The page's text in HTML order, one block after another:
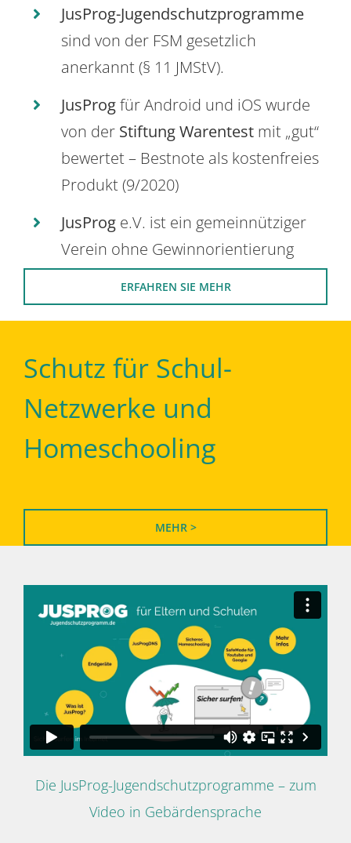
JusProg-Jugendschutzprogramme
sind von der FSM gesetzlich
anerkannt (§ 11 JMStV).
JusProgfür Android und iOS wurde
von der Stiftung Warentest mit „gut“
bewertet – Bestnote als kostenfreies
Produkt (9/2020)
JusProg e.V. ist ein gemeinnütziger
Verein ohne Gewinnorientierung
ERFAHREN SIE MEHR
Schutz für Schul-
Netzwerke und
Homeschooling
MEHR >
Die JusProg-Jugendschutzprogramme – zum
Video in Gebärdensprache